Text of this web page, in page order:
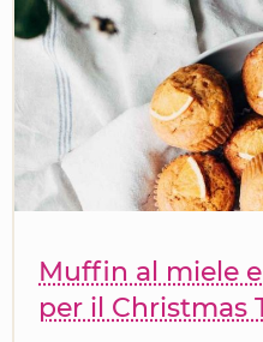
Muffin al miele
per il Christmas